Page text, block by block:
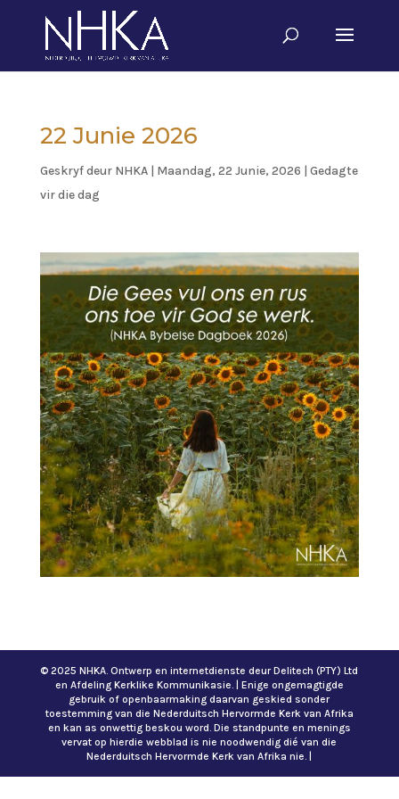
22 Junie 2026
Geskryf deur NHKA| Maandag, 22 Junie, 2026 | Gedagte
vir die dag
© 2025 NHKA. Ontwerp en internetdienste deur Delitech (PTY) Ltd
en Afdeling Kerklike Kommunikasie. | Enige ongemagtigde
gebruik of openbaarmaking daarvan geskied sonder
toestemming van die Nederduitsch Hervormde Kerk van Afrika
en kan as onwettig beskou word. Die standpunte en menings
vervat op hierdie webblad is nie noodwendig dié van die
Nederduitsch Hervormde Kerk van Afrika nie. |